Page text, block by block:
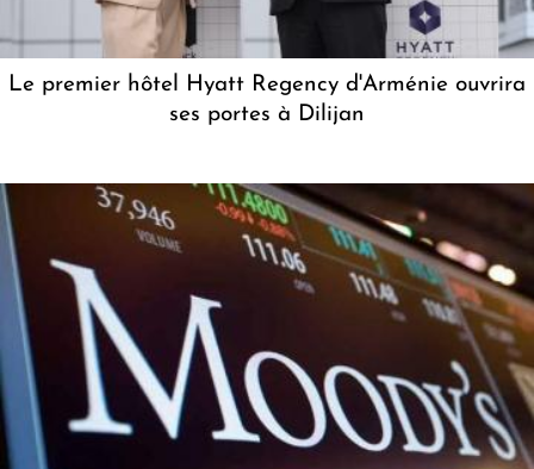
Le premier hôtel Hyatt Regency d'Arménie ouvrira
ses portes à Dilijan